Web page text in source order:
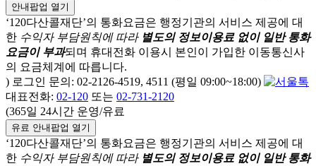
안내팝업 열기
‘120다산콜재단’의 통화요금은 행정기관의 서비스 제공에 대
한 수익자 부담원칙에 따라 별도의 정보이용료 없이 일반 통화
요금이 부과되며 휴대전화 이용시 본인이 가입한 이동통신사
의 요금체계에 따릅니다.
) 로그인 문의: 02-2126-4519, 4511 (평일 09:00~18:00)
대표전화: 02-120 또는 02-731-2120
(365일 24시간 운영/유료
유료 안내팝업 열기
‘120다산콜재단’의 통화요금은 행정기관의 서비스 제공에 대
한 수익자 부담원칙에 따라 별도의 정보이용료 없이 일반 통화